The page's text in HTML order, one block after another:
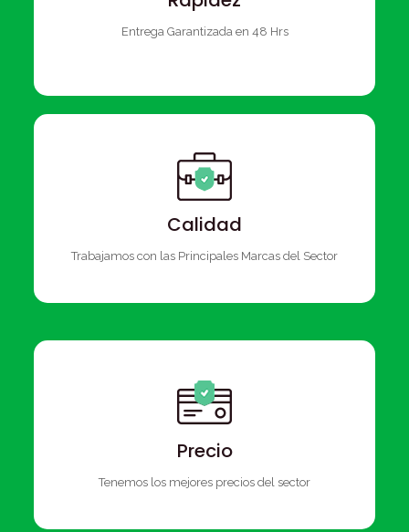
Entrega Garantizada en 48 Hrs
Calidad
Trabajamos con las Principales Marcas del Sector
Precio
Tenemos los mejores precios del sector